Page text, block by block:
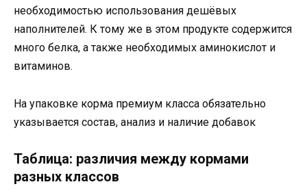
необходимостью использования дешёвых
наполнителей. К тому же в этом продукте содержится
много белка, а также необходимых аминокислот и
витаминов.
На упаковке корма премиум класса обязательно
указывается состав, анализ и наличие добавок
Таблица: различия между кормами
разных классов